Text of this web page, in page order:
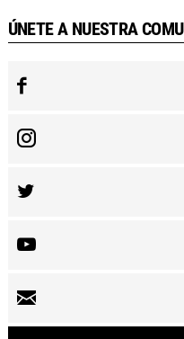
ÚNETE A NUESTRA